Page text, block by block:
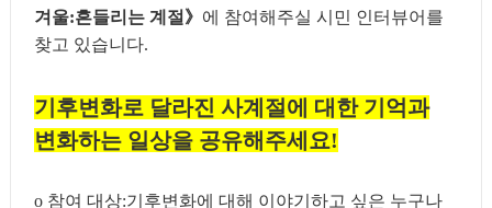
겨울:흔들리는 계절 》 에 참여해주실 시민 인터뷰어를
찾고 있습니다.
기후변화로 달라진 사계절에 대한 기억과
변화하는 일상을 공유해주세요!
o 참여 대상:기후변화에 대해 이야기하고 싶은 누구나